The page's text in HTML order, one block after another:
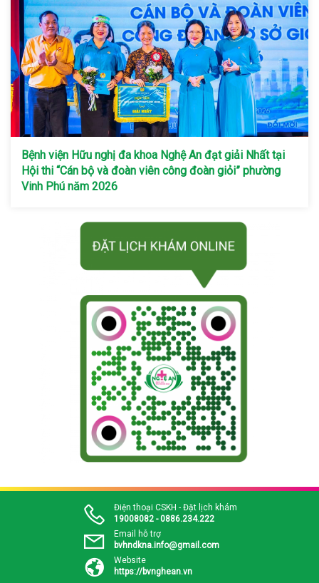
Bệnh viện Hữu nghị đa khoa Nghệ An đạt giải Nhất tại
Hội thi “Cán bộ và đoàn viên công đoàn giỏi” phường
Vinh Phú năm 2026
Điện thoại CSKH - Đặt lịch khám
19008082 - 0886.234.222
Email hỗ trợ
bvhndkna.info@gmail.com
Website
https://bvnghean.vn